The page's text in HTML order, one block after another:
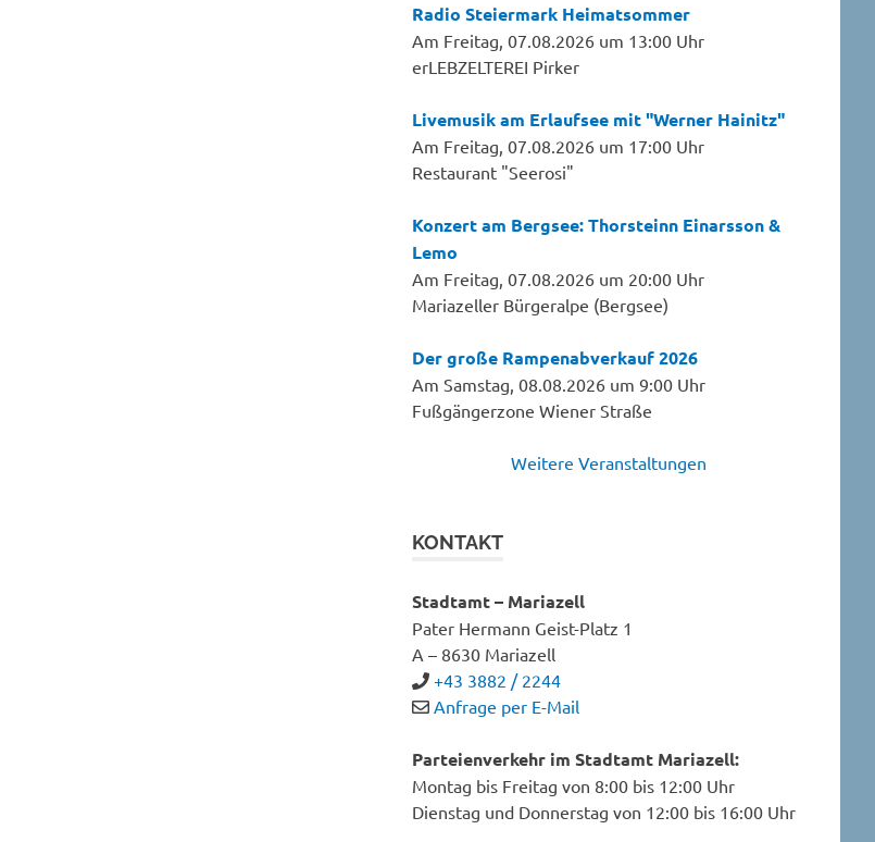
Radio Steiermark Heimatsommer
Am Freitag, 07.08.2026 um 13:00 Uhr
erLEBZELTEREI Pirker
Livemusik am Erlaufsee mit "Werner Hainitz"
Am Freitag, 07.08.2026 um 17:00 Uhr
Restaurant "Seerosi"
Konzert am Bergsee: Thorsteinn Einarsson &
Lemo
Am Freitag, 07.08.2026 um 20:00 Uhr
Mariazeller Bürgeralpe (Bergsee)
Der große Rampenabverkauf 2026
Am Samstag, 08.08.2026 um 9:00 Uhr
Fußgängerzone Wiener Straße
Weitere Veranstaltungen
KONTAKT
Stadtamt – Mariazell
Pater Hermann Geist-Platz 1
A – 8630 Mariazell
+43 3882 / 2244
Anfrage per E-Mail
Parteienverkehr im Stadtamt Mariazell:
Montag bis Freitag von 8:00 bis 12:00 Uhr
Dienstag und Donnerstag von 12:00 bis 16:00 Uhr